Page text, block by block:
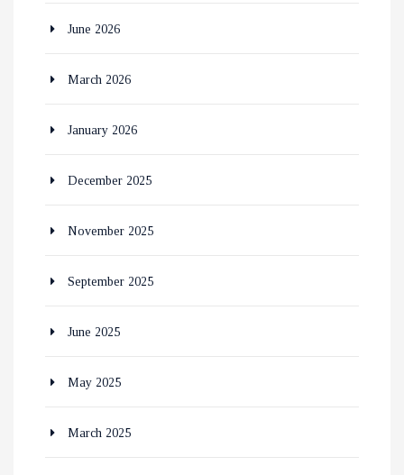
June 2026
March 2026
January 2026
December 2025
November 2025
September 2025
June 2025
May 2025
March 2025